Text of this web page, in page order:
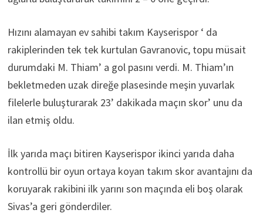
Hızını alamayan ev sahibi takım Kayserispor ‘ da
rakiplerinden tek tek kurtulan Gavranovic, topu müsait
durumdaki M. Thiam’ a gol pasını verdi. M. Thiam’ın
bekletmeden uzak direğe plasesinde meşin yuvarlak
filelerle buluşturarak 23’ dakikada maçın skor’ unu da
ilan etmiş oldu.
İlk yarıda maçı bitiren Kayserispor ikinci yarıda daha
kontrollü bir oyun ortaya koyan takım skor avantajını da
koruyarak rakibini ilk yarını son maçında eli boş olarak
Sivas’a geri gönderdiler.